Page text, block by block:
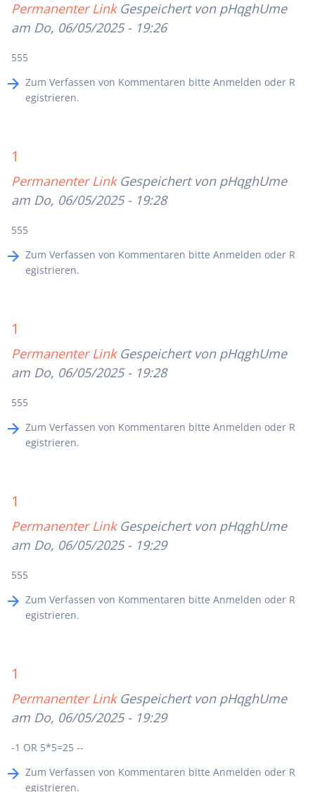
Permanenter Link Gespeichert von pHqghUme
am Do, 06/05/2025 - 19:26
555
Zum Verfassen von Kommentaren bitte Anmelden oder R
egistrieren.
1
Permanenter Link Gespeichert von pHqghUme
am Do, 06/05/2025 - 19:28
555
Zum Verfassen von Kommentaren bitte Anmelden oder R
egistrieren.
1
Permanenter Link Gespeichert von pHqghUme
am Do, 06/05/2025 - 19:28
555
Zum Verfassen von Kommentaren bitte Anmelden oder R
egistrieren.
1
Permanenter Link Gespeichert von pHqghUme
am Do, 06/05/2025 - 19:29
555
Zum Verfassen von Kommentaren bitte Anmelden oder R
egistrieren.
1
Permanenter Link Gespeichert von pHqghUme
am Do, 06/05/2025 - 19:29
-1 OR 5*5=25 --
Zum Verfassen von Kommentaren bitte Anmelden oder R
egistrieren.